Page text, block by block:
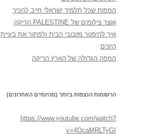
המפות שכל תלמיד ישראלי חייב להכיר
אוצר צילומים של PALESTINE הריקה
איך להיפטר מזבובי הבית ולפתור את בעיית
היונים
המפה הגדולה של הארץ הריקה
הרשומות הנצפות ביותר (מהיומיים האחרונים)
https://www.youtube.com/watch?
v=4OcaMRLTyGI